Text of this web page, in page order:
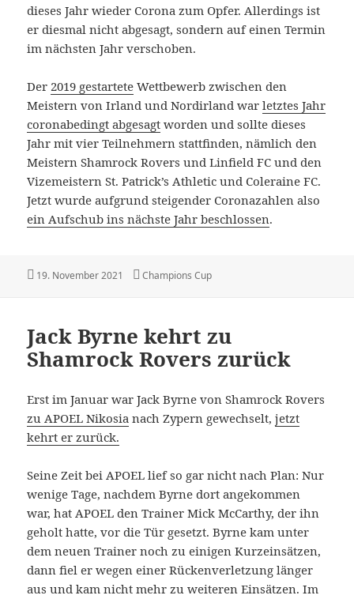
dieses Jahr wieder Corona zum Opfer. Allerdings ist
er diesmal nicht abgesagt, sondern auf einen Termin
im nächsten Jahr verschoben.
Der 2019 gestartete Wettbewerb zwischen den
Meistern von Irland und Nordirland warletztes Jahr
coronabedingt abgesagt worden und sollte dieses
Jahr mit vier Teilnehmern stattfinden, nämlich den
Meistern Shamrock Rovers und Linfield FC und den
Vizemeistern St. Patrick’s Athletic und Coleraine FC.
Jetzt wurde aufgrund steigender Coronazahlen also
ein Aufschub ins nächste Jahr beschlossen.
Veröffentlicht
19. November 2021 Kategorien
Champions Cup
Jack Byrne kehrt zu
Shamrock Rovers zurück
Erst im Januar war Jack Byrne von Shamrock Rovers
zu APOEL Nikosia nach Zypern gewechselt,jetzt
kehrt er zurück.
Seine Zeit bei APOEL lief so gar nicht nach Plan: Nur
wenige Tage, nachdem Byrne dort angekommen
war, hat APOEL den Trainer Mick McCarthy, der ihn
geholt hatte, vor die Tür gesetzt. Byrne kam unter
dem neuen Trainer noch zu einigen Kurzeinsätzen,
dann fiel er wegen einer Rückenverletzung länger
aus und kam nicht mehr zu weiteren Einsätzen. Im